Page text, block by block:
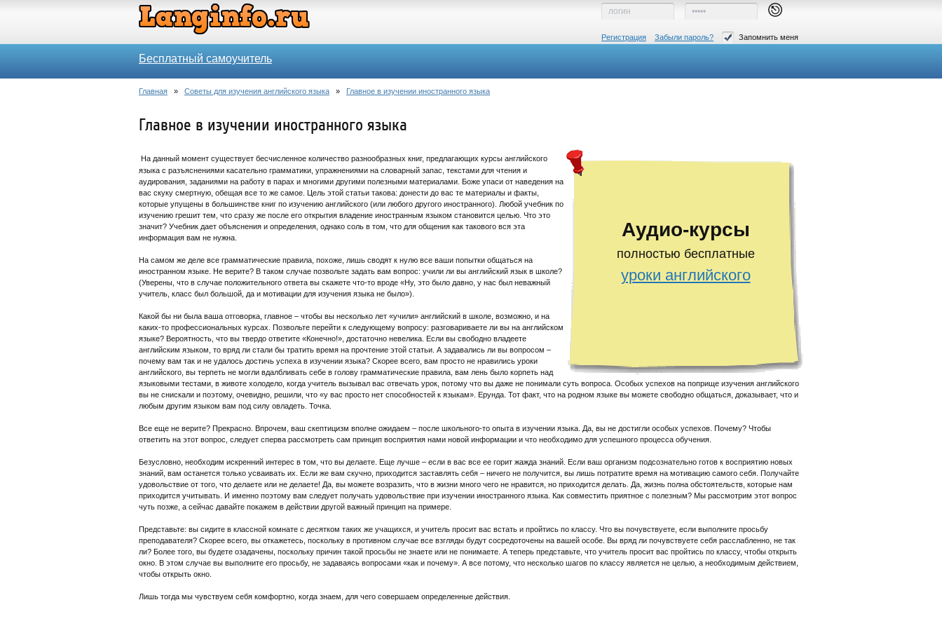
Регистрация Забыли пароль? Запомнить меня
Бесплатный самоучитель
Главная » Советы для изучения английского языка » Главное в изучении иностранного языка
Главное в изучении иностранного языка
Аудио-курсы
полностью бесплатные
уроки английского
На данный момент существует бесчисленное количество разнообразных книг, предлагающих курсы английского
языка с разъяснениями касательно грамматики, упражнениями на словарный запас, текстами для чтения и
аудирования, заданиями на работу в парах и многими другими полезными материалами. Боже упаси от наведения на
вас скуку смертную, обещая все то же самое. Цель этой статьи такова: донести до вас те материалы и факты,
которые упущены в большинстве книг по изучению английского (или любого другого иностранного). Любой учебник по
изучению грешит тем, что сразу же после его открытия владение иностранным языком становится целью. Что это
значит? Учебник дает объяснения и определения, однако соль в том, что для общения как такового вся эта
информация вам не нужна.
На самом же деле все грамматические правила, похоже, лишь сводят к нулю все ваши попытки общаться на
иностранном языке. Не верите? В таком случае позвольте задать вам вопрос: учили ли вы английский язык в школе?
(Уверены, что в случае положительного ответа вы скажете что-то вроде «Ну, это было давно, у нас был неважный
учитель, класс был большой, да и мотивации для изучения языка не было»).
Какой бы ни была ваша отговорка, главное – чтобы вы несколько лет «учили» английский в школе, возможно, и на
каких-то профессиональных курсах. Позвольте перейти к следующему вопросу: разговариваете ли вы на английском
языке? Вероятность, что вы твердо ответите «Конечно!», достаточно невелика. Если вы свободно владеете
английским языком, то вряд ли стали бы тратить время на прочтение этой статьи. А задавались ли вы вопросом –
почему вам так и не удалось достичь успеха в изучении языка? Скорее всего, вам просто не нравились уроки
английского, вы терпеть не могли вдалбливать себе в голову грамматические правила, вам лень было корпеть над
языковыми тестами, в животе холодело, когда учитель вызывал вас отвечать урок, потому что вы даже не понимали суть вопроса. Особых успехов на поприще изучения английского
вы не снискали и поэтому, очевидно, решили, что «у вас просто нет способностей к языкам». Ерунда. Тот факт, что на родном языке вы можете свободно общаться, доказывает, что и
любым другим языком вам под силу овладеть. Точка.
Все еще не верите? Прекрасно. Впрочем, ваш скептицизм вполне ожидаем – после школьного-то опыта в изучении языка. Да, вы не достигли особых успехов. Почему? Чтобы
ответить на этот вопрос, следует сперва рассмотреть сам принцип восприятия нами новой информации и что необходимо для успешного процесса обучения.
Безусловно, необходим искренний интерес в том, что вы делаете. Еще лучше – если в вас все ее горит жажда знаний. Если ваш организм подсознательно готов к восприятию новых
знаний, вам останется только усваивать их. Если же вам скучно, приходится заставлять себя – ничего не получится, вы лишь потратите время на мотивацию самого себя. Получайте
удовольствие от того, что делаете или не делаете! Да, вы можете возразить, что в жизни много чего не нравится, но приходится делать. Да, жизнь полна обстоятельств, которые нам
приходится учитывать. И именно поэтому вам следует получать удовольствие при изучении иностранного языка. Как совместить приятное с полезным? Мы рассмотрим этот вопрос
чуть позже, а сейчас давайте покажем в действии другой важный принцип на примере.
Представьте: вы сидите в классной комнате с десятком таких же учащихся, и учитель просит вас встать и пройтись по классу. Что вы почувствуете, если выполните просьбу
преподавателя? Скорее всего, вы откажетесь, поскольку в противном случае все взгляды будут сосредоточены на вашей особе. Вы вряд ли почувствуете себя расслабленно, не так
ли? Более того, вы будете озадачены, поскольку причин такой просьбы не знаете или не понимаете. А теперь представьте, что учитель просит вас пройтись по классу, чтобы открыть
окно. В этом случае вы выполните его просьбу, не задаваясь вопросами «как и почему». А все потому, что несколько шагов по классу является не целью, а необходимым действием,
чтобы открыть окно.
Лишь тогда мы чувствуем себя комфортно, когда знаем, для чего совершаем определенные действия.